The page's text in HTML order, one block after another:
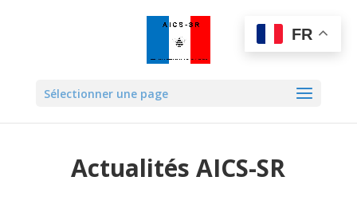
Sélectionner une page
Actualités AICS-SR
FR